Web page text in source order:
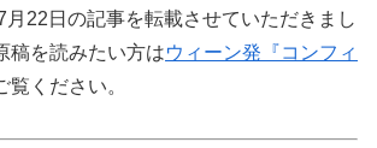
月22日の記事を転載させていただきまし
稿を読みたい方はウィーン発『コンフィ
覧ください。